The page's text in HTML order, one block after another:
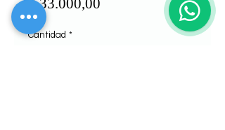
$ 33.000,00
Cantidad *